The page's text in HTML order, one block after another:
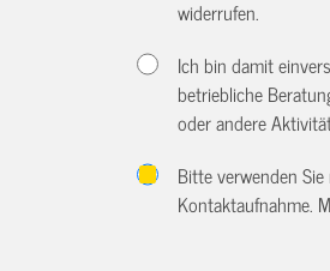
widerrufen.
Ich bin damit
betriebliche
oder andere
Bitte verwenden
Kontaktaufnahme.